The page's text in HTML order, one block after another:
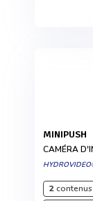
MINIPUSH
CAMÉRA
2